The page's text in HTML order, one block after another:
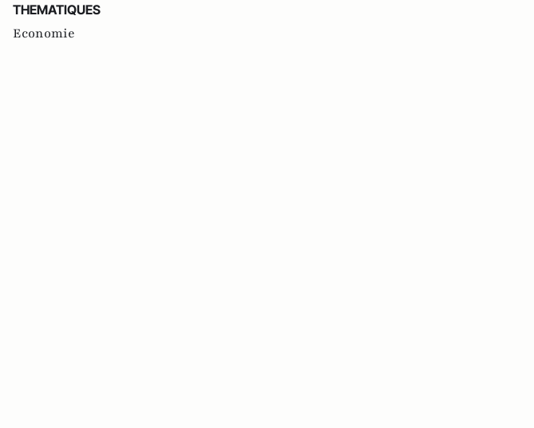
THEMATIQUES
Economie